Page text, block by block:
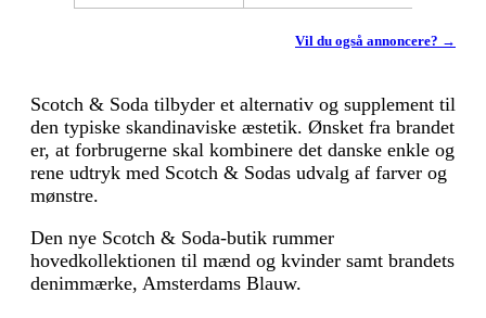
Vil du også annoncere? →
Scotch & Soda tilbyder et alternativ og supplement til
den typiske skandinaviske æstetik. Ønsket fra brandet
er, at forbrugerne skal kombinere det danske enkle og
rene udtryk med Scotch & Sodas udvalg af farver og
mønstre.
Den nye Scotch & Soda-butik rummer
hovedkollektionen til mænd og kvinder samt brandets
denimmærke, Amsterdams Blauw.